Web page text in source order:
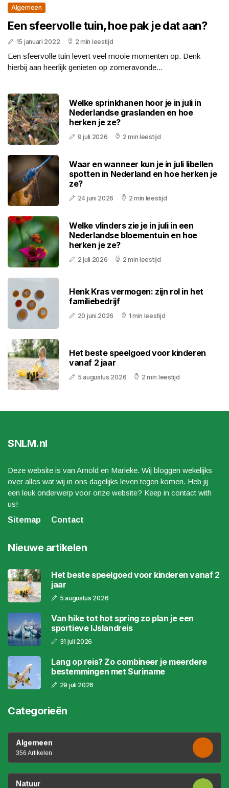
Algemeen
Een sfeervolle tuin, hoe pak je dat aan?
15 januari 2022 2 min leestijd
Een sfeervolle tuin levert veel mooie momenten op. Denk
hierbij aan heerlijk genieten op zomeravonde...
Welke sprinkhanen hoor je in juli in
Nederlandse graslanden en hoe
herken je ze?
9 juli 2026 2 min leestijd
Waar en wanneer kun je in juli libellen
spotten in Nederland en hoe herken je
ze?
24 juni 2026 2 min leestijd
Welke vlinders zie je in juli in een
Nederlandse bloementuin en hoe
herken je ze?
2 juli 2026 2 min leestijd
Henk Kras vermogen: zijn rol in het
familiebedrijf
20 juni 2026 1 min leestijd
Het beste speelgoed voor kinderen
vanaf 2 jaar
5 augustus 2026 2 min leestijd
SNLM.nl
Deze website is van Arnold en Marieke. Wij bloggen wekelijks
over alles wat wij in ons dagelijks leven tegen komen. Heb jij
een leuk onderwerp voor onze website? Keep in contact with
us!
Sitemap
Contact
Nieuwe artikelen
Het beste speelgoed voor kinderen vanaf 2
jaar
5 augustus 2026
Van hike tot hot spring zo plan je een
sportieve IJslandreis
31 juli 2026
Lang op reis? Zo combineer je meerdere
bestemmingen met Suriname
29 juli 2026
Categorieën
Algemeen
356 Artikelen
Natuur